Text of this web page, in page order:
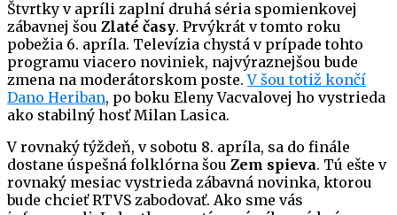
Štvrtky v apríli zaplní druhá séria spomienkovej
zábavnej šou Zlaté časy. Prvýkrát v tomto roku
pobežia 6. apríla. Televízia chystá v prípade tohto
programu viacero noviniek, najvýraznejšou bude
zmena na moderátorskom poste.V šou totiž končí
Dano Heriban, po boku Eleny Vacvalovej ho vystrieda
ako stabilný hosť Milan Lasica.
V rovnaký týždeň, v sobotu 8. apríla, sa do finále
dostane úspešná folklórna šou Zem spieva. Tú ešte v
rovnaký mesiac vystrieda zábavná novinka, ktorou
bude chcieť RTVS zabodovať. Ako sme vás